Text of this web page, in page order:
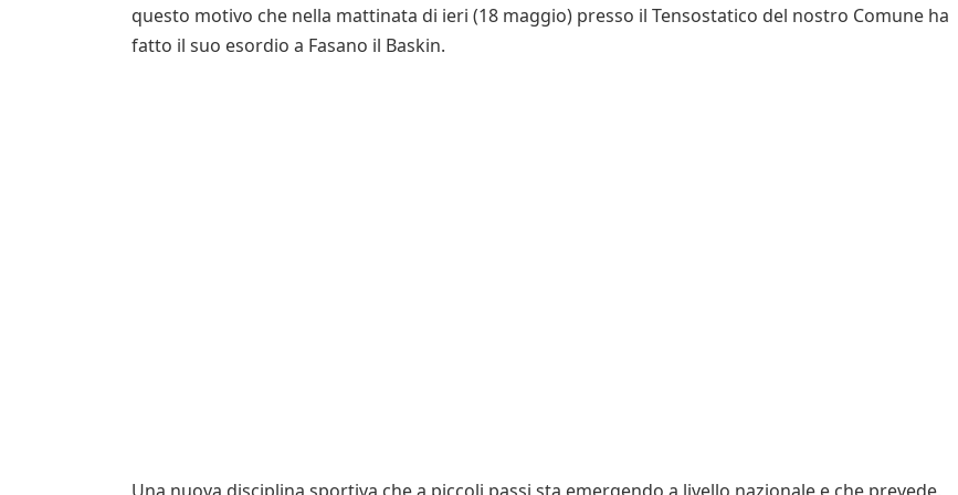
questo motivo che nella mattinata di ieri (18 maggio) presso il Tensostatico del nostro Comune ha
fatto il suo esordio a Fasano il Baskin.
Una nuova disciplina sportiva che a piccoli passi sta emergendo a livello nazionale e che prevede,